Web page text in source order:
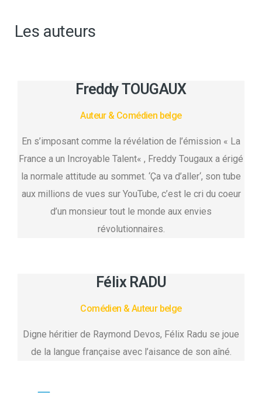
Les auteurs
Freddy TOUGAUX
Auteur & Comédien belge
En s’imposant comme la révélation de l’émission « La
France a un Incroyable Talent« , Freddy Tougaux a érigé
la normale attitude au sommet. ‘Ça va d’aller‘, son tube
aux millions de vues sur YouTube, c’est le cri du coeur
d’un monsieur tout le monde aux envies
révolutionnaires.
Félix RADU
Comédien & Auteur belge
Digne héritier de Raymond Devos, Félix Radu se joue
de la langue française avec l’aisance de son aîné.